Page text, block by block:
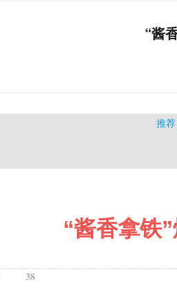
“酱
推荐
“酱香拿铁
38